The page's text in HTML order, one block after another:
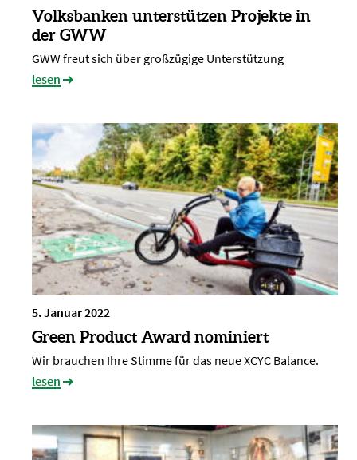
Volksbanken unterstützen Projekte in
der GWW
GWW freut sich über großzügige Unterstützung
lesen
5. Januar 2022
Green Product Award nominiert
Wir brauchen Ihre Stimme für das neue XCYC Balance.
lesen